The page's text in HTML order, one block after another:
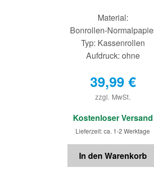
Material:
Bonrollen-
Typ: Kassenrollen
Aufdruck: ohne
39,99 €
zzgl. MwSt.
€
Kostenloser Versand
Lieferzeit: ca. 1-2 Werktage
In den Warenkorb